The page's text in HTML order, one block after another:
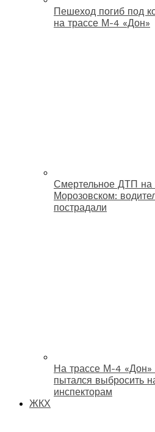
Пешеход погиб под
на трассе М-4 «Дон»
Смертельное ДТП на
Морозовском:
пострадали
На трассе М-4 «Дон»
пытался выбросить
инспекторам
ЖКХ